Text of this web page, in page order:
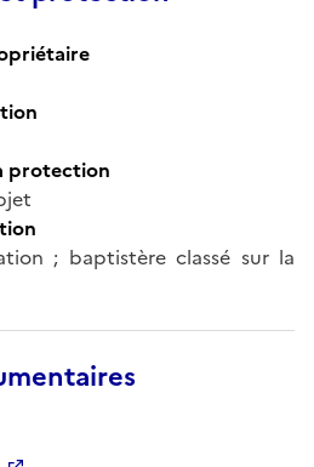
protection
; baptistère classé sur la